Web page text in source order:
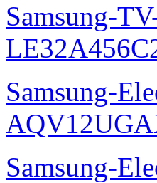
Samsung-
Samsung-
Samsung-